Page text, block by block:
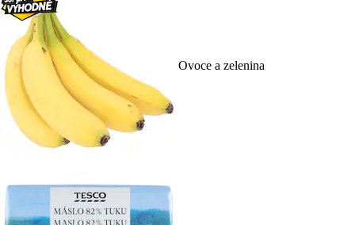
Ovoce a zelenina